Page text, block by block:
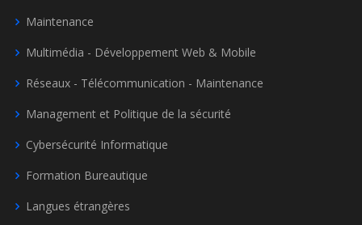
Maintenance
Multimédia - Développement Web & Mobile
Réseaux - Télécommunication - Maintenance
Management et Politique de la sécurité
Cybersécurité Informatique
Formation Bureautique
Langues étrangères